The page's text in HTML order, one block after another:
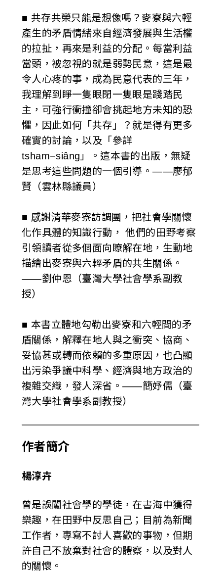
■ 共存共榮只能是想像嗎？麥寮與六輕
產生的矛盾情緒來自經濟發展與生活權
的拉扯，再來是利益的分配。每當利益
當頭，被忽視的就是弱勢民意，這是最
令人心疼的事，成為民意代表的三年，
我理解到睜一隻眼閉一隻眼是踐踏民
主，可強行衝撞卻會挑起地方未知的恐
懼，因此如何「共存」？就是得有更多
確實的討論，以及「參詳
tsham−siâng」。這本書的出版，無疑
是思考這些問題的一個引導。——廖郁
賢（雲林縣議員）
■ 感謝清華麥寮訪調團，把社會學關懷
化作具體的知識行動， 他們的田野考察
引領讀者從多個面向瞭解在地，生動地
描繪出麥寮與六輕矛盾的共生關係。
——劉仲恩（臺灣大學社會學系副教
授）
■ 本書立體地勾勒出麥寮和六輕間的矛
盾關係，解釋在地人與之衝突、協商、
妥協甚或轉而依賴的多重原因，也凸顯
出污染爭議中科學、經濟與地方政治的
複雜交織，發人深省。——簡妤儒（臺
灣大學社會學系副教授）
作者簡介
楊淳卉
曾是誤闖社會學的學徒，在書海中獲得
樂趣，在田野中反思自己；目前為新聞
工作者，專寫不討人喜歡的事物，但期
許自己不放棄對社會的體察，以及對人
的關懷。